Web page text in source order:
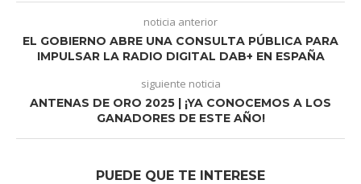
noticia anterior
EL GOBIERNO ABRE UNA CONSULTA PÚBLICA PARA
IMPULSAR LA RADIO DIGITAL DAB+ EN ESPAÑA
siguiente noticia
ANTENAS DE ORO 2025 | ¡YA CONOCEMOS A LOS
GANADORES DE ESTE AÑO!
PUEDE QUE TE INTERESE